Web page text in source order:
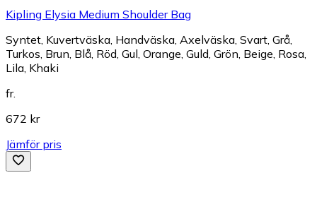
Kipling Elysia Medium Shoulder Bag
Syntet, Kuvertväska, Handväska, Axelväska, Svart, Grå,
Turkos, Brun, Blå, Röd, Gul, Orange, Guld, Grön, Beige, Rosa,
Lila, Khaki
fr.
672 kr
Jämför pris